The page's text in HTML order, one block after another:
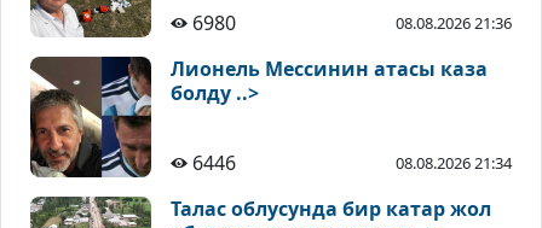
6980
08.08.2026 21:36
Лионель Мессинин атасы каза
болду ..>
6446 08.08.2026 21:34
Талас облусунда бир катар жол